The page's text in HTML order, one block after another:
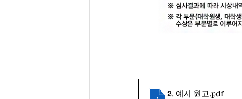
2. 예시 원고.pdf